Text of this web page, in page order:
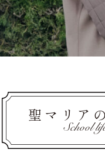
聖マリア
School